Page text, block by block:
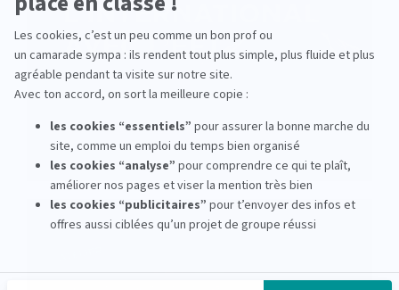
Les stages à l’international avec
lepetitjournal.com : les étudiants de l’EFJ
aux quatre coins du monde